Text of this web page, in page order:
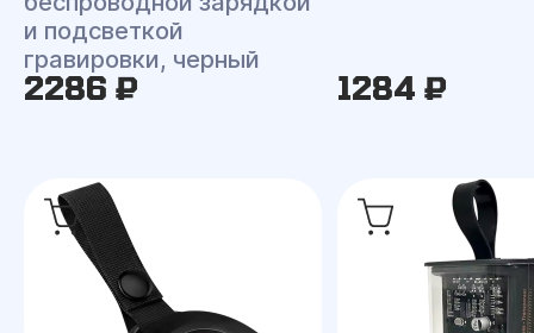
и подсветкой
гравировки, черный
2286 ₽ 1284 ₽